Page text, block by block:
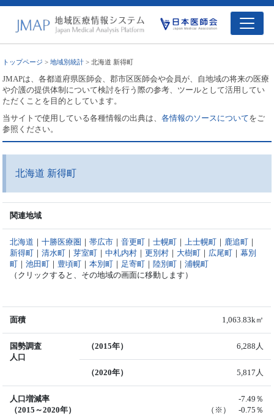
トップページ >地域別統計 > 北海道 新得町
JMAPは、各都道府県医師会、郡市区医師会や会員が、自地域の将来の医療
や介護の提供体制について検討を行う際の参考、ツールとして活用してい
ただくことを目的としています。
当サイトで使用している各種情報の出典は、各情報のソースについてをご
参照ください。
北海道 新得町
関連地域
北海道 ｜十勝医療圏 ｜帯広市 ｜音更町 ｜士幌町 ｜ 上士幌町 ｜ 鹿追町 ｜
新得町 ｜清水町 ｜芽室町 ｜中札内村 ｜更別村 ｜ 大樹町 ｜ 広尾町 ｜幕別
町 ｜池田町 ｜ 豊頃町 ｜本別町 ｜ 足寄町 ｜陸別町 ｜浦幌町
（クリックすると、その地域の画面に移動します）
面積 1,063.83k㎡
国勢調査
人口
（2015年） 6,288人
（2020年） 5,817人
人口増減率
（2015～2020年）
-7.49％
（※） -0.75％